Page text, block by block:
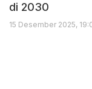
di 2030
15 Desember 2025,